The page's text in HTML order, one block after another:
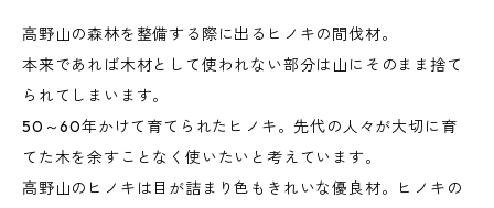
高野山の森林を整備する際に出るヒノキの間伐材。
本来であれば木材として使われない部分は山にそのまま捨て
られてしまいます。
50～60年かけて育てられたヒノキ。先代の人々が大切に育
てた木を余すことなく使いたいと考えています。
高野山のヒノキは目が詰まり色もきれいな優良材。ヒノキの